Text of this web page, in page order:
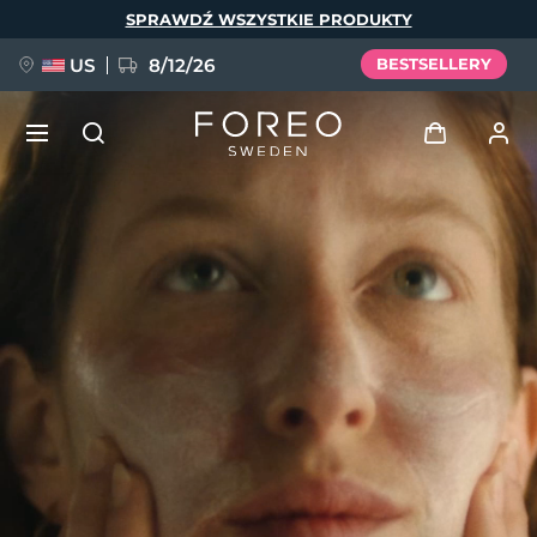
SPRAWDŹ WSZYSTKIE PRODUKTY
US 8/12/26 BESTSELLERY
Zaloguj
Profil użytkownika
Moje urządzenia
Moje zamówienia
Moje adresy
Moje subskrypcje
BREAKING NEWS
issa™ Teeth Whitening Set
Español
Français
Русский
Türkçe
繁體中文